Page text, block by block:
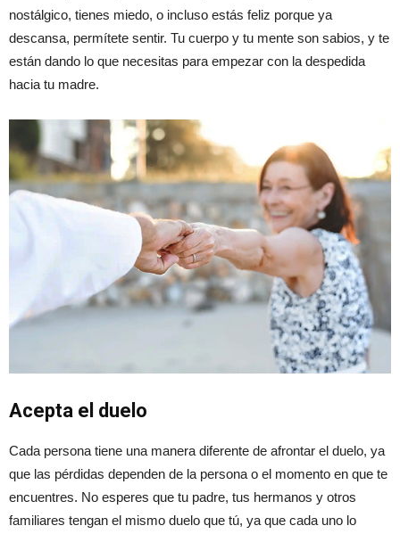
nostálgico, tienes miedo, o incluso estás feliz porque ya
descansa, permítete sentir. Tu cuerpo y tu mente son sabios, y te
están dando lo que necesitas para empezar con la despedida
hacia tu madre.
Acepta el duelo
Cada persona tiene una manera diferente de afrontar el duelo, ya
que las pérdidas dependen de la persona o el momento en que te
encuentres. No esperes que tu padre, tus hermanos y otros
familiares tengan el mismo duelo que tú, ya que cada uno lo